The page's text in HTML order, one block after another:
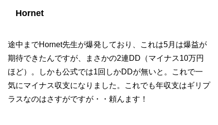
Hornet
途中までHornet先生が爆発しており、これは5月は爆益が
期待できたんですが、まさかの2連DD（マイナス10万円
ほど）。しかも公式では1回しかDDが無いと。これで一
気にマイナス収支になりました。これでも年収支はギリプ
ラスなのはさすがですが・・頼んます！